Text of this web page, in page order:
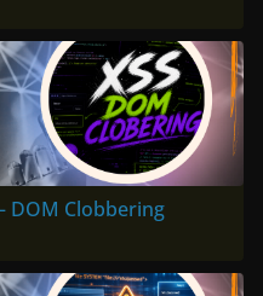
DOM Clobbering